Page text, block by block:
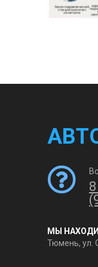
МЫ
Тюмень, ул.